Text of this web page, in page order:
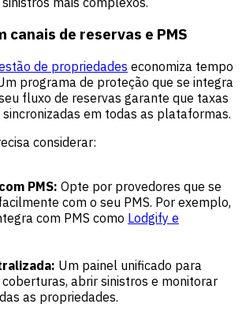
canais de reservas e PMS
de propriedades economiza tempo
programa de proteção que se integra
fluxo de reservas garante que taxas
em todas as plataformas.
considerar:
PMS: Opte por provedores que se
com o seu PMS. Por exemplo,
com PMS como Lodgify e
Um painel unificado para
abrir sinistros e monitorar
as propriedades.